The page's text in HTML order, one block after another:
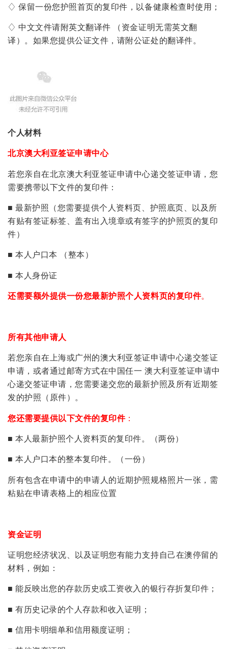
♢ 保留一份您护照首页的复印件，以备健康检查时使用；
♢ 中文文件请附英文翻译件 （资金证明无需英文翻
译）。如果您提供公证文件，请附公证处的翻译件。
个人材料
北京澳大利亚签证申请中心
若您亲自在北京澳大利亚签证申请中心递交签证申请，您
需要携带以下文件的复印件：
■ 最新护照（您需要提供个人资料页、护照底页、以及所
有贴有签证标签、盖有出入境章或有签字的护照页的复印
件）
■ 本人户口本 （整本）
■ 本人身份证
还需要额外提供一份您最新护照个人资料页的复印件。
所有其他申请人
若您亲自在上海或广州的澳大利亚签证申请中心递交签证
申请，或者通过邮寄方式在中国任一 澳大利亚签证申请中
心递交签证申请，您需要递交您的最新护照及所有近期签
发的护照（原件）。
您还需要提供以下文件的复印件：
■ 本人最新护照个人资料页的复印件。（两份）
■ 本人户口本的整本复印件。（一份）
所有包含在申请中的申请人的近期护照规格照片一张，需
粘贴在申请表格上的相应位置
资金证明
证明您经济状况、以及证明您有能力支持自己在澳停留的
材料，例如：
■ 能反映出您的存款历史或工资收入的银行存折复印件；
■ 有历史记录的个人存款和收入证明；
■ 信用卡明细单和信用额度证明；